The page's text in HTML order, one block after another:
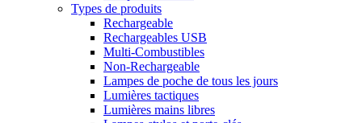
Types de produits
Rechargeable
Rechargeables USB
Multi-Combustibles
Non-Rechargeable
Lampes de poche de tous les jours
Lumières tactiques
Lumières mains libres